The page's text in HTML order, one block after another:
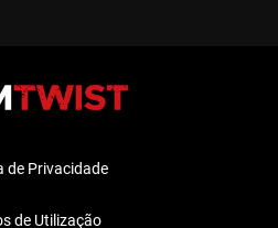
de Privacidade
de Utilização